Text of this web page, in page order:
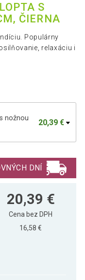
S
ČIERNA
Populárny
relaxáciu i
nožnou
20,39 €
22,69 €
nožnou
DNÍ
20,39 €
Cena bez DPH
16,58 €